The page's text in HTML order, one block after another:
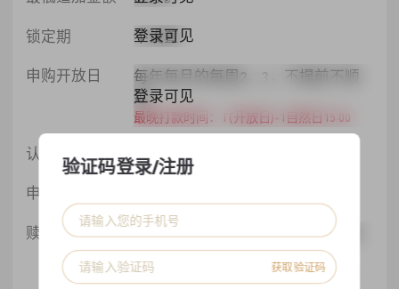
锁定期 不设置
登录可见
申购开放日
每年每月的每周2、3，不提前不顺
延
最晚打款时间：T(开放日)-1自然日15:00
登录可见
认购费 价外法, 0
登录可见
申购费
赎回开放日
每年每月的每周2、3，不提前不顺
延
最晚提交时间：T(开放日)-3交易日15:00
登录可见
验证码登录/注册
获取验证码